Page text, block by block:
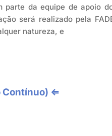
parte da equipe de apoio
será realizado pela
natureza, e
Contínuo) ⇐